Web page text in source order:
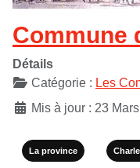
Commune
Détails
Catégorie : Les
Mis à jour : 23
La province